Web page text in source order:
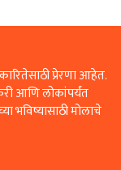
प्रेरणा आहेत.
आणि लोकांपर्यंत
भविष्यासाठी मोलाचे